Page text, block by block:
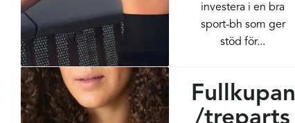
investera i en bra
sport-bh som ger
stöd för...
Fullkupan